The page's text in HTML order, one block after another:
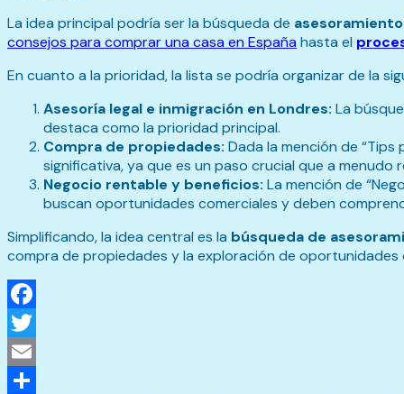
La idea principal podría ser la búsqueda de
consejos para comprar una casa en España hasta el
En cuanto a la prioridad, la lista se podría organizar de la
Asesoría legal e inmigración en Londres: La
destaca como la prioridad principal.
Compra de propiedades: Dada la mención de
significativa, ya que es un paso crucial que a menudo
Negocio rentable y beneficios: La mención de
buscan oportunidades comerciales y deben
Simplificando, la idea central es la búsqueda de
compra de propiedades y la exploración de oportunidades
Facebook
Twitter
Email